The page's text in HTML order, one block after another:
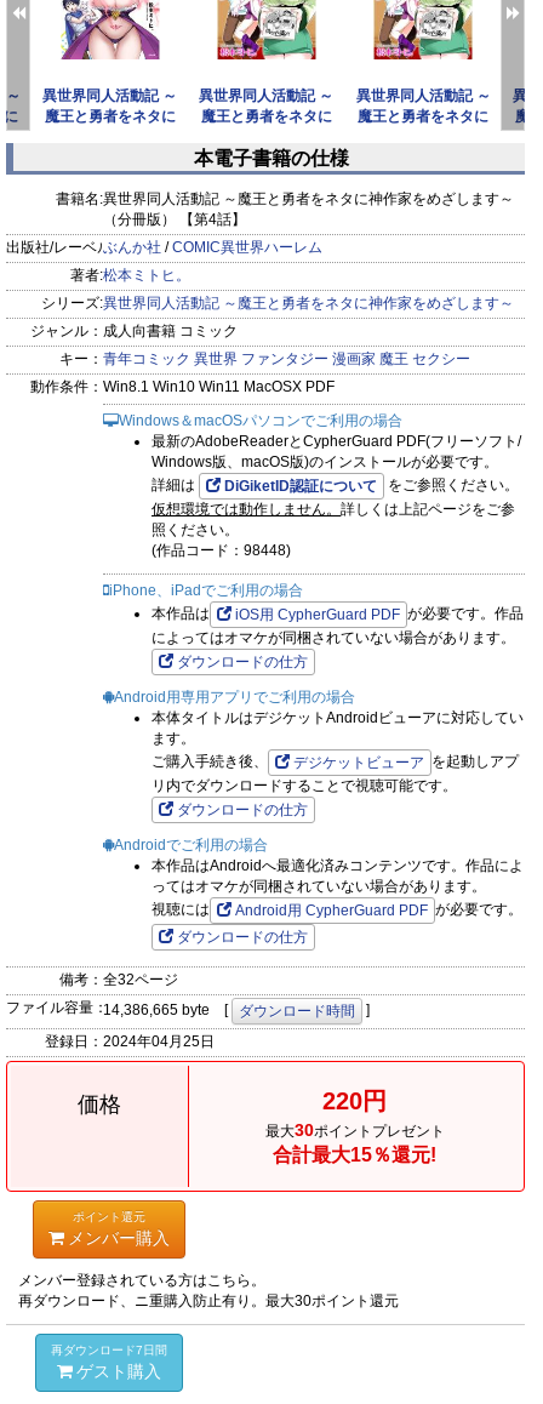
しかも勢い余って描いてしまったエロイラストを、こっちの世
界の人はちょっとした芸術作品扱いしてくれ…？
ます。重複購入にご注意ください。
～
に
異世界同人活動記 ～
魔王と勇者をネタに
異世界同人活動記 ～
魔王と勇者をネタに
～（
異世界同人活動記 ～
魔王と勇者をネタに
異
魔
prev next
本電子書籍の仕様
書籍名:異世界同人活動記 ～魔王と勇者をネタに神作家をめざします～
（分冊版） 【第4話】
出版社/レーベル:ぶんか社 /COMIC異世界ハーレム
著者:松本ミトヒ。
シリーズ:異世界同人活動記 ～魔王と勇者をネタに神作家をめざします～
ジャンル： 成人向書籍 コミック
キー： 青年コミック 異世界 ファンタジー 漫画家 魔王 セクシー
動作条件： Win8.1 Win10 Win11 MacOSX PDF
Windows＆macOSパソコンでご利用の場合
最新のAdobeReaderとCypherGuard PDF(フリーソフト/
Windows版、macOS版)のインストールが必要です。
詳細は
DiGiketID認証について
をご参照ください。
仮想環境では動作しません。 詳しくは上記ページをご参
照ください。
(作品コード：98448)
iPhone、iPadでご利用の場合
本作品は
iOS用 CypherGuard PDF が必要です。作品
によってはオマケが同梱されていない場合があります。
ダウンロードの仕方
Android用専用アプリでご利用の場合
本体タイトルはデジケットAndroidビューアに対応してい
ます。
ご購入手続き後、
デジケットビューア を起動しアプ
リ内でダウンロードすることで視聴可能です。
ダウンロードの仕方
Androidでご利用の場合
本作品はAndroidへ最適化済みコンテンツです。作品によ
ってはオマケが同梱されていない場合があります。
視聴には
Android用 CypherGuard PDF が必要です。
ダウンロードの仕方
備考： 全32ページ
ファイル容量：14,386,665 byte [ ダウンロード時間
]
登録日： 2024年04月25日
価格 220円
最大30ポイントプレゼント
合計最大15％還元!
ポイント還元
メンバー購入
メンバー登録されている方はこちら。
再ダウンロード、ニ重購入防止有り。最大30ポイント還元
再ダウンロード7日間
ゲスト購入